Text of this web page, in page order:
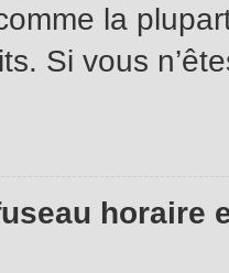
la
Si vous
horaire